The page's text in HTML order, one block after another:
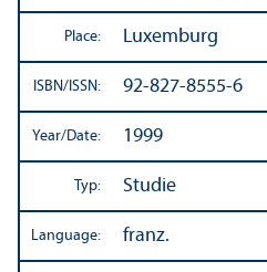
Place: Luxemburg
ISBN/ISSN: 92-827-8555-6
Year/Date: 1999
Typ: Studie
Language: franz.